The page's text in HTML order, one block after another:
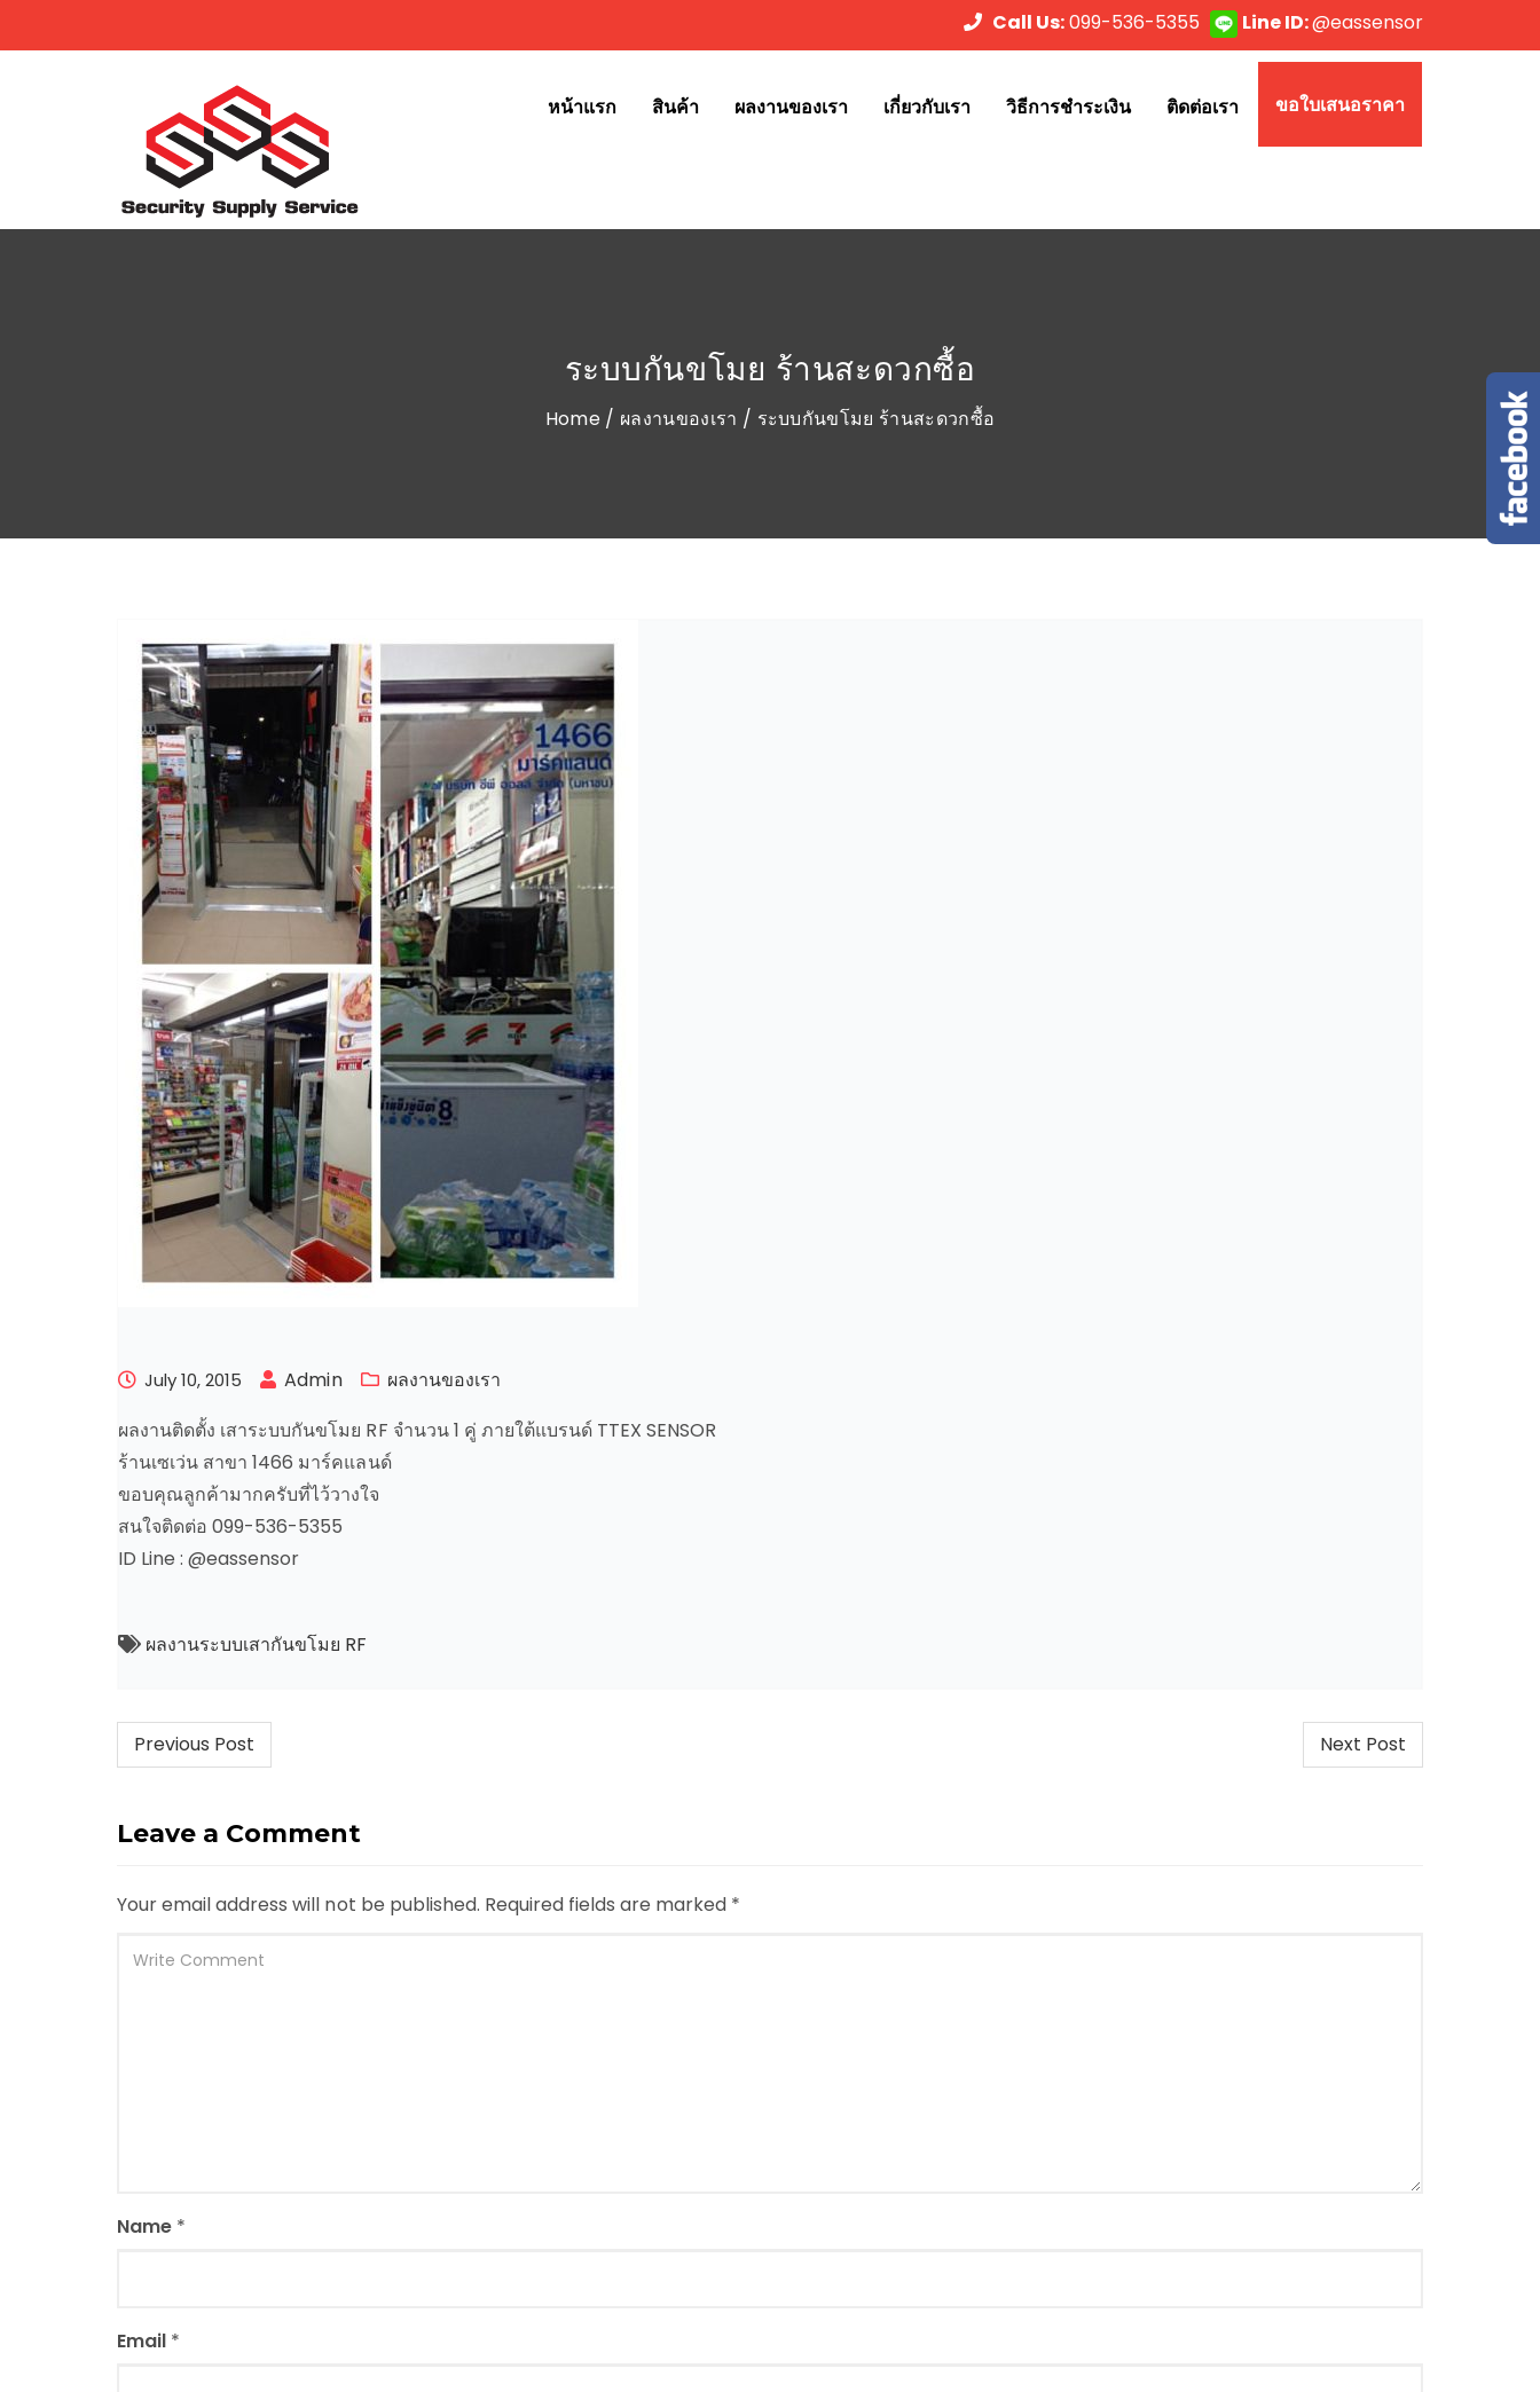
Call Us:099-536-5355 Line ID:@eassensor
หน้าแรก สินค้า ผลงานของเรา เกี่ยวกับเรา วิธีการชำระเงิน ติดต่อเรา ขอใบเสนอราคา
ระบบกันขโมย ร้านสะดวกซื้อ
Home / ผลงานของเรา / ระบบกันขโมย ร้านสะดวกซื้อ
July 10, 2015 Admin
ผลงานของเรา
ผลงานติดตั้ง เสาระบบกันขโมย RF จำนวน 1 คู่ ภายใต้แบรนด์ TTEX SENSOR
ร้านเซเว่น สาขา 1466 มาร์คแลนด์
ขอบคุณลูกค้ามากครับที่ไว้วางใจ
สนใจติดต่อ 099-536-5355
ID Line : @eassensor
ผลงานระบบเสากันขโมย RF
Post
Previous Post Next Post
Leave a Comment
Your email address will not be published. Required fields are marked *
Name *
Email *